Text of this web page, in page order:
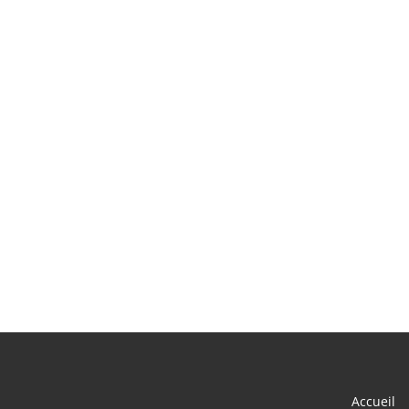
Accueil